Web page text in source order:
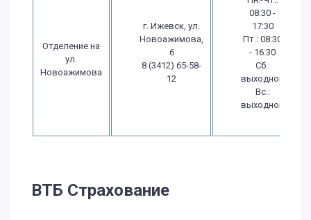
Отделение на
ул.
Новоажимова
г. Ижевск, ул.
Новоажимова,
6
8 (3412) 65-58-
12
08:30 -
17:30
Пт.: 08:30
- 16:30
Сб.:
выходной
Вс.:
выходной
ВТБ Страхование